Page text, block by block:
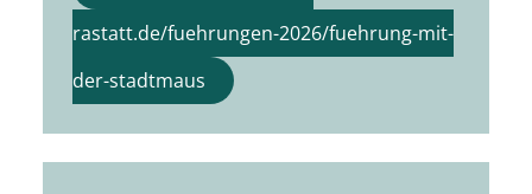
rastatt.de/fuehrungen-2026/fuehrung-mit-
der-stadtmaus